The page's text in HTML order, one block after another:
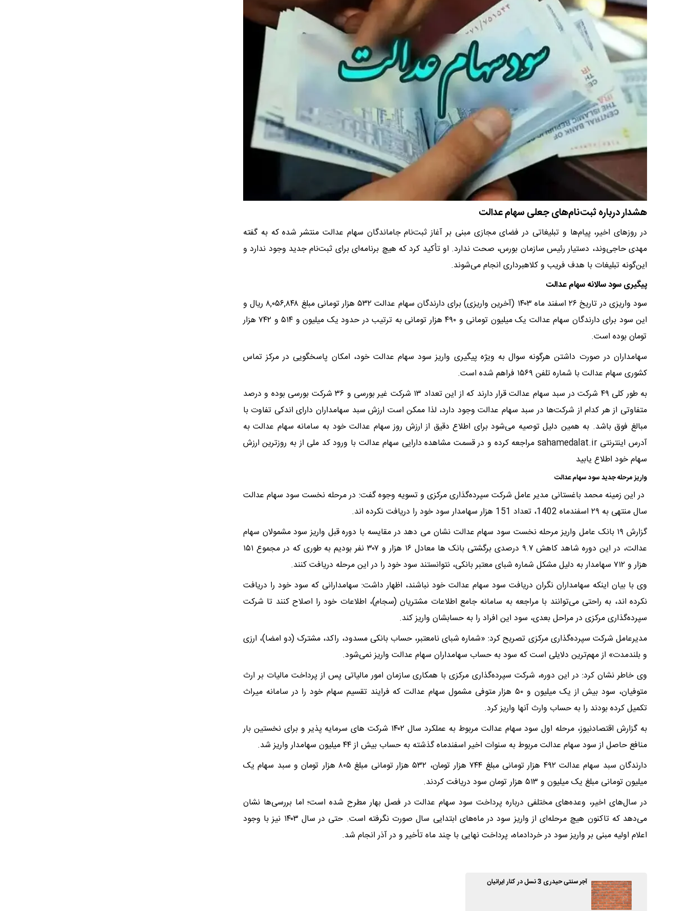
هشدار درباره ثبت‌نام‌های جعلی سهام عدالت
در روزهای اخیر، پیام‌ها و تبلیغاتی در فضای مجازی مبنی بر آغاز ثبت‌نام جاماندگان سهام عدالت منتشر شده که به گفته
مهدی حاجی‌وند، دستیار رئیس سازمان بورس، صحت ندارد. او تأکید کرد که هیچ برنامه‌ای برای ثبت‌نام جدید وجود ندارد و
این‌گونه تبلیغات با هدف فریب و کلاهبرداری انجام می‌شوند.
پیگیری سود سالانه سهام عدالت
سود واریزی در تاریخ ۲۶ اسفند ماه ۱۴۰۳ (آخرین واریزی) برای دارندگان سهام عدالت ۵۳۲ هزار تومانی مبلغ ۸,۰۵۶,۸۴۸ ریال و
این سود برای دارندگان سهام عدالت یک میلیون تومانی و ۴۹۰ هزار تومانی به ترتیب در حدود یک میلیون و ۵۱۴ و ۷۴۲ هزار
تومان بوده است.
سهامداران در صورت داشتن هرگونه سوال به ویژه پیگیری واریز سود سهام عدالت خود، امکان پاسخگویی در مرکز تماس
کشوری سهام عدالت با شماره تلفن ۱۵۶۹ فراهم شده است.
به طور کلی ۴۹ شرکت در سبد سهام عدالت قرار دارند که از این تعداد ۱۳ شرکت غیر بورسی و ۳۶ شرکت بورسی بوده و درصد
متفاوتی از هر کدام از شرکت‌ها در سبد سهام عدالت وجود دارد، لذا ممکن است ارزش سبد سهامداران دارای اندکی تفاوت با
مبالغ فوق باشد. به همین دلیل توصیه می‌شود برای اطلاع دقیق از ارزش روز سهام عدالت خود به سامانه سهام عدالت به
آدرس اینترنتی sahamedalat.ir مراجعه کرده و در قسمت مشاهده دارایی سهام عدالت با ورود کد ملی از به روزترین ارزش
سهام خود اطلاع یابید
واریز مرحله جدید سود سهام عدالت
در این زمینه محمد باغستانی مدیر عامل شرکت سپرده‌گذاری مرکزی و تسویه وجوه گفت: در مرحله نخست سود سهام عدالت
سال منتهی به ۲۹ اسفندماه 1402، تعداد 151 هزار سهامدار سود خود را دریافت نکرده اند.
گزارش ۱۹ بانک عامل واریز مرحله نخست سود سهام عدالت نشان می دهد در مقایسه با دوره قبل واریز سود مشمولان سهام
عدالت، در این دوره شاهد کاهش ۹.۷ درصدی برگشتی بانک ها معادل ۱۶ هزار و ۳۰۷ نفر بودیم به طوری که در مجموع ۱۵۱
هزار و ۷۱۲ سهامدار به دلیل مشکل شماره شبای معتبر بانکی، نتوانستند سود خود را در این مرحله دریافت کنند.
وی با بیان اینکه سهامداران نگران دریافت سود سهام عدالت خود نباشند، اظهار داشت: سهامدارانی که سود خود را دریافت
نکرده اند، به راحتی می‌توانند با مراجعه به سامانه جامع اطلاعات مشتریان (سجام)، اطلاعات خود را اصلاح کنند تا شرکت
سپرده‌گذاری مرکزی در مراحل بعدی، سود این افراد را به حسابشان واریز کند.
مدیرعامل شرکت سپرده‌گذاری مرکزی تصریح کرد: «شماره شبای نامعتبر، حساب بانکی مسدود، راکد، مشترک (دو امضا)، ارزی
و بلندمدت» از مهم‌ترین دلایلی است که سود به حساب سهامداران سهام عدالت واریز نمی‌شود.
وی خاطر نشان کرد: در این دوره، شرکت سپرده‌گذاری مرکزی با همکاری سازمان امور مالیاتی پس از پرداخت مالیات بر ارث
متوفیان، سود بیش از یک میلیون و ۵۰ هزار متوفی مشمول سهام عدالت که فرایند تقسیم سهام خود را در سامانه میراث
تکمیل کرده بودند را به حساب وارث آنها واریز کرد.
به گزارش اقتصادنیوز، مرحله اول سود سهام عدالت مربوط به عملکرد سال ۱۴۰۲ شرکت های سرمایه پذیر و برای نخستین بار
منافع حاصل از سود سهام عدالت مربوط به سنوات اخیر اسفندماه گذشته به حساب بیش از ۴۴ میلیون سهامدار واریز شد.
دارندگان سبد سهام عدالت ۴۹۲ هزار تومانی مبلغ ۷۴۴ هزار تومان، ۵۳۲ هزار تومانی مبلغ ۸۰۵ هزار تومان و سبد سهام یک
میلیون تومانی مبلغ یک میلیون و ۵۱۳ هزار تومان سود دریافت کردند.
در سال‌های اخیر، وعده‌های مختلفی درباره پرداخت سود سهام عدالت در فصل بهار مطرح شده است؛ اما بررسی‌ها نشان
می‌دهد که تاکنون هیچ مرحله‌ای از واریز سود در ماه‌های ابتدایی سال صورت نگرفته است. حتی در سال ۱۴۰۳ نیز با وجود
اعلام اولیه مبنی بر واریز سود در خردادماه، پرداخت نهایی با چند ماه تأخیر و در آذر انجام شد.
آجر سنتی حیدری 3 نسل در کنار ایرانیان